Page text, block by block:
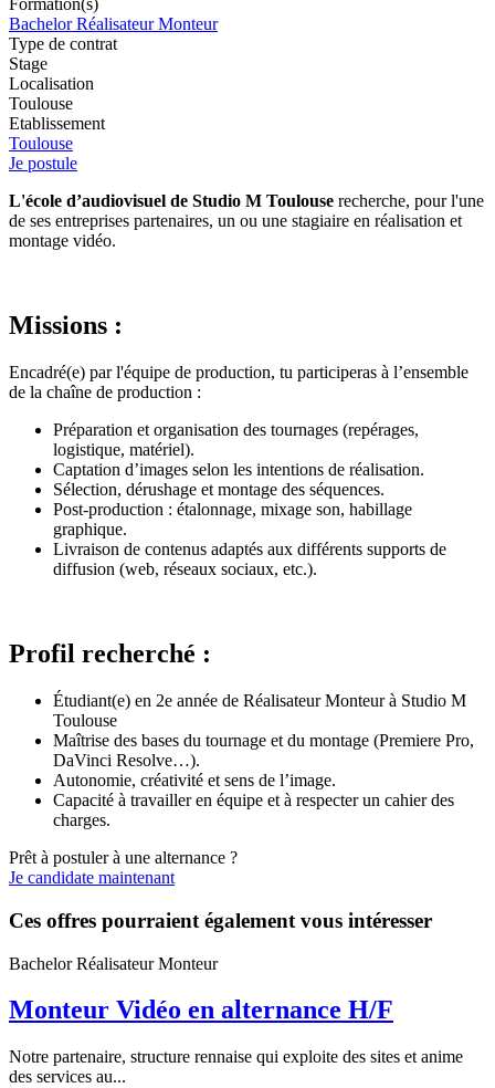
Formation(s)
Bachelor Réalisateur Monteur
Type de contrat
Stage
Localisation
Toulouse
Etablissement
Toulouse
Je postule
L'école d’audiovisuel de Studio M Toulouse recherche, pour l'une
de ses entreprises partenaires, un ou une stagiaire en réalisation et
montage vidéo.
Missions :
Encadré(e) par l'équipe de production, tu participeras à l’ensemble
de la chaîne de production :
Préparation et organisation des tournages (repérages,
logistique, matériel).
Captation d’images selon les intentions de réalisation.
Sélection, dérushage et montage des séquences.
Post-production : étalonnage, mixage son, habillage
graphique.
Livraison de contenus adaptés aux différents supports de
diffusion (web, réseaux sociaux, etc.).
Profil recherché :
Étudiant(e) en 2e année de Réalisateur Monteur à Studio M
Toulouse
Maîtrise des bases du tournage et du montage (Premiere Pro,
DaVinci Resolve…).
Autonomie, créativité et sens de l’image.
Capacité à travailler en équipe et à respecter un cahier des
charges.
Prêt à postuler à une alternance ?
Je candidate maintenant
Ces offres pourraient également vous intéresser
Bachelor Réalisateur Monteur
Monteur Vidéo en alternance H/F
Notre partenaire, structure rennaise qui exploite des sites et anime
des services au...